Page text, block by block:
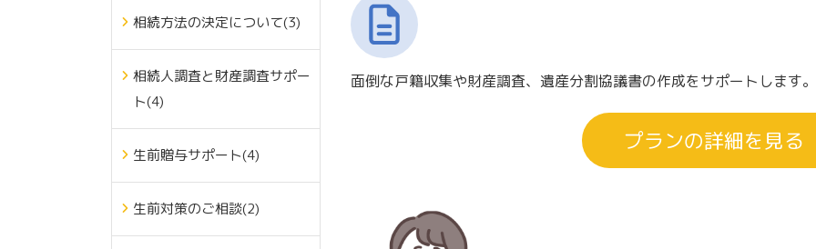
相続方法の決定について(3)
相続人調査と財産調査サポー
ト(4)
生前贈与サポート(4)
生前対策のご相談(2)
面倒な戸籍収集や財産調査、遺産分割協議書の作成をサポートします。
プランの詳細を見る